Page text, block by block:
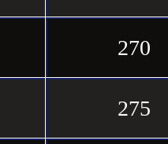
270
275